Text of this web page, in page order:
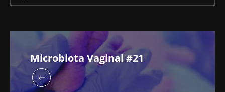
Microbiota Vaginal #21